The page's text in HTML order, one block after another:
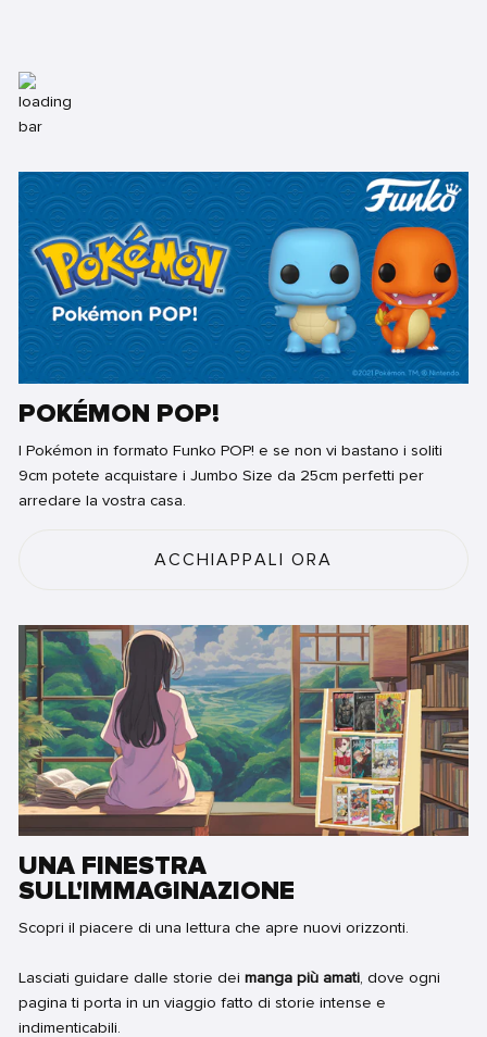
POKÉMON POP!
I Pokémon in formato Funko POP! e se non vi bastano i soliti
9cm potete acquistare i Jumbo Size da 25cm perfetti per
arredare la vostra casa.
ACCHIAPPALI ORA
UNA FINESTRA
SULL'IMMAGINAZIONE
Scopri il piacere di una lettura che apre nuovi orizzonti.
Lasciati guidare dalle storie dei manga più amati , dove ogni
pagina ti porta in un viaggio fatto di storie intense e
indimenticabili.